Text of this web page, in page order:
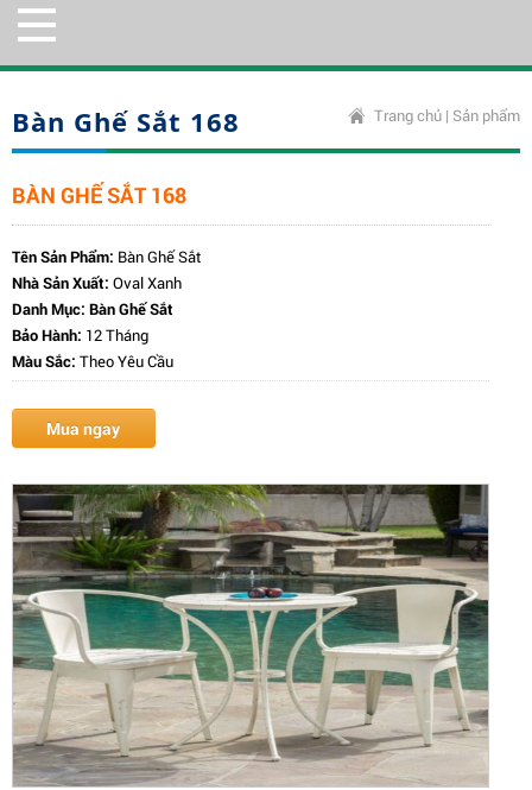
Bàn Ghế Sắt 168 Trang chủ | Sản phẩm
BÀN GHẾ SẮT 168
Tên Sản Phẩm: Bàn Ghế Sắt
Nhà Sản Xuất: Oval Xanh
Danh Mục: Bàn Ghế Sắt
Bảo Hành: 12 Tháng
Màu Sắc: Theo Yêu Cầu
Mua ngay